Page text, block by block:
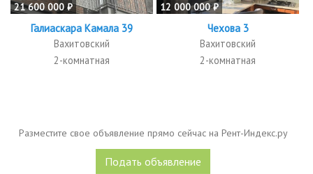
21 600 000 ₽
Галиаскара Камала 39
Вахитовский
2-комнатная
12 000 000 ₽
Чехова 3
Вахитовский
2-комнатная
Разместите свое объявление прямо сейчас на Рент-Индекс.ру
Подать объявление